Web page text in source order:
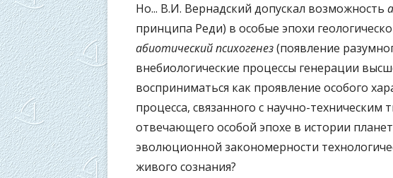
Но... В.И. Вернадский допускал возможность
принципа Реди) в особые эпохи
абиотический психогенез(появление
внебиологические процессы генерации
восприниматься как проявление особого
процесса, связанного с научно-техническим
отвечающего особой эпохе в истории
эволюционной закономерности
живого сознания?